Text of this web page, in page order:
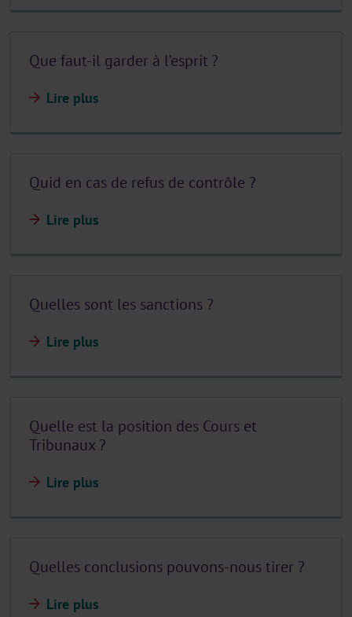
Que faut-il garder à l’esprit ?
Lire plus
Quid en cas de refus de contrôle ?
Lire plus
Quelles sont les sanctions ?
Lire plus
Quelle est la position des Cours et
Tribunaux ?
Lire plus
Quelles conclusions pouvons-nous tirer ?
Lire plus